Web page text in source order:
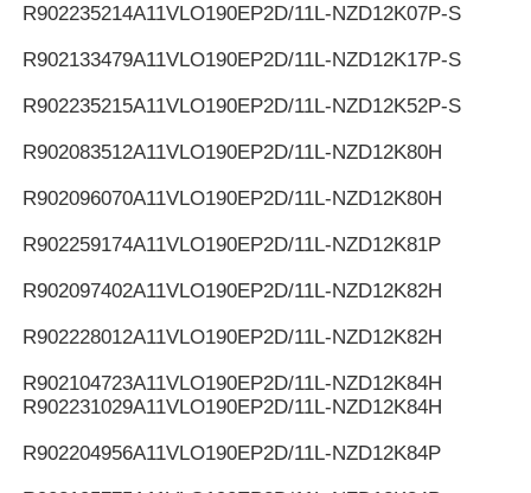
R902235214A11VLO190EP2D/11L-NZD12K07P-S
R902133479A11VLO190EP2D/11L-NZD12K17P-S
R902235215A11VLO190EP2D/11L-NZD12K52P-S
R902083512A11VLO190EP2D/11L-NZD12K80H
R902096070A11VLO190EP2D/11L-NZD12K80H
R902259174A11VLO190EP2D/11L-NZD12K81P
R902097402A11VLO190EP2D/11L-NZD12K82H
R902228012A11VLO190EP2D/11L-NZD12K82H
R902104723A11VLO190EP2D/11L-NZD12K84H
R902231029A11VLO190EP2D/11L-NZD12K84H
R902204956A11VLO190EP2D/11L-NZD12K84P